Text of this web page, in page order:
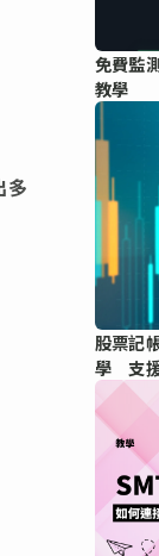
多
免費監
教學
股票記
學 支援